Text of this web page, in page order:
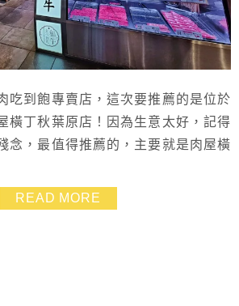
吃到飽專賣店，這次要推薦的是位於
橫丁秋葉原店！因為生意太好，記得
念，最值得推薦的，主要就是肉屋橫
澤鮮美、紋路美麗，入口後柔嫩無
介紹秋葉原肉屋橫丁的消費和訂位方
READ MORE